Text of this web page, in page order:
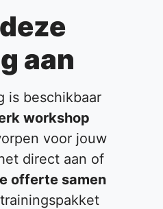
aan
is beschikbaar
workshop
voor jouw
direct aan of
offerte samen